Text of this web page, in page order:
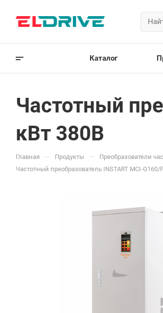
Каталог
Частотный
кВт 380В
Главная — Продукты — Преобразователи
Частотный преобразователь INSTART MCI-G160/